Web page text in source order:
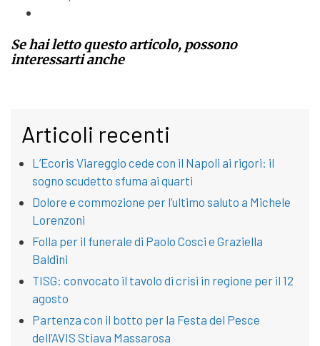
Se hai letto questo articolo, possono
interessarti anche
Articoli recenti
L’Ecoris Viareggio cede con il Napoli ai rigori: il
sogno scudetto sfuma ai quarti
Dolore e commozione per l’ultimo saluto a Michele
Lorenzoni
Folla per il funerale di Paolo Cosci e Graziella
Baldini
TISG: convocato il tavolo di crisi in regione per il 12
agosto
Partenza con il botto per la Festa del Pesce
dell’AVIS Stiava Massarosa